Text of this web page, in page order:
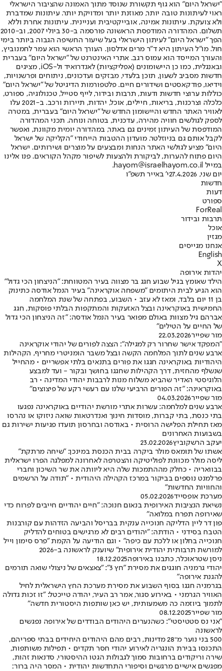
"ישראל היום" הוא גוף תקשורת שנוסד מתוך האמונה שהציבור הישראלי
ראוי לעיתונות טובה יותר, מאוזנת יותר ומדויקת יותר. עיתונות שמדברת
ולא צועקת. עיתונות אמינה, אובייקטיבית ועניינית. עיתונות אחרת וללא
תשלום. המהדורה המודפסת הראשונה פורסמה ב-30 ביולי 2007, וב-2010
הפך "ישראל היום" לעיתון הישראלי בעל שיעור החשיפה הגבוה ביותר בימי
חול. מו"ל העיתון היא ד"ר מרים אדלסון. העורך הראשי הוא עמר לחמנוביץ,
והעורך המייסד הוא עמוס רגב. אתרי האינטרנט של "ישראל היום" בעברית
ובאנגלית, כמו כן היישומונים (אפליקציות) לאנדרואיד ול-iOS, מציגים
חדשות מסביב לשעון, תוכן בלעדי, מבזקים ועדכונים, ניתוחים ופרשנויות,
וידיאו, פודקאסטים ושידורים חיים. פלטפורמות הדיגיטל של "ישראל היום"
כוללות ערוצי חדשות ודעות, תרבות ובידור, לייף סטייל, טכנולוגיה, ספורט,
כלכלה וצרכנות, בריאות, חיילים, אוכל, יהדות, תיירות ורכב. ב-2021 עלו
לאוויר האתר החדש והיישומון החדש של "ישראל היום" בעברית, במטרה
לספק לגולשים חוויה מהירה, עדכנית, בטוחה ונוחה. תכני המהדורה
המודפסת של העיתון זמינים גם באתר, במהדורה יומית מקוונת, ואפשר
לקבל אותם גם בניוזלטר. מועדון ההטבות הייחודי "הקליקה של ישראל
היום" מציע לגולשי האתר הנחות ומבצעים על מוצרים ושירותים. ישראל
היום פתוח להערות, לביקורת ולהצעות לשיפור מקהל הקוראים. פנו אלינו
במייל hayom@israelhayom.co.il.
יום שני, 27.4.2026
י' באייר תשפ"ו
חדשות
דעות
ספורט
ForReal
תרבות ובידור
אוכל
מגזין
אנחנו מגייסים
English
X
יהדות אירופה
הילד שאומץ בגיל שבוע חגג בר מצווה בעיר המטווחת: "הניצחון הכי גדול"
הוא הגיע לבית היתומים "משפחה אוקראינה" בעיר הנמל אודסה כתינוק
בן 11 יום בלבד, ומאז לא עזב • השבוע, בפתחה של שנת המלחמה
החמישית באוקראינה ובצל האזעקות והמתקפות הבלתי פוסקות, חגג
אברהם גיל מצוות באולם מפואר בעיר הנמל אודסה: "זה הניצחון הכי גדול
של החיים על הטילים"
מור שפייר22.03.2026
"המפקד אישר שחרור רק למגילה": הצצה לפורים של יהודי אוקראינה
ארבע שנים לתוך המלחמה הקשה ובצל משבר הומניטרי מחריף, הקהילות
היהודיות באוקראינה חגגו את פורים בתנאים בלתי אפשריים • מהחייל
שנשלף מהחזית, דרך הקהילות שחגגו בחושך ובקור - ועד למבצע
הלוגיסטי האדיר שהביא משלוח מנות לרבבות יהודי המדינה • רב
באוקראינה: "זה הפורים הרביעי שלנו עם רעשי רקע של פיצוצים"
מור שפייר04.03.2026
ארבע שנים למלחמה: עשרות אתרי מורשת יהודיים באוקראינה נפגעו
בתי כנסת, בתי קברות, מוסדות חינוך ואנדרטאות שואה ניזוקו או נהרסו
מאז תחילת הפלישה הרוסית • באודסה ובחרסון תועדו פגיעות ישירות גם
בשבועות האחרונים
יעקב הרשקוביץ23.02.2026
אשתו של תומאס מולר ביקרה בבית הכנסת במינכן: "שיחה מרתקת"
ליסה מולר מכוונת לפוליטיקה והצטרפה לאחרונה למפלגה הפרו ישראלית
בבוואריה • כחלק מההתמכות שלה היא ליוותה את שר השיכון וחברי
פרלמנט נוספים בביקור במרכז הקהילה היהודית • "תודה על הרשמים
והחוויות החדשות"
מערכת אופסייד05.02.2026
נשיאת הנציבות האירופית בנאום חנוכה: "חיים יהודיים חייבים לפרוח כדי
שאירופה תפרח במלואה"
פון דר ליין הדליקה חנוכייה ענקית בבריסל והביעה הזדהות עם קורבנות
הטבח בסידני • הודתה: "יהודים רבים לא מרגישים בטוחים להדליק
חנוכייה בחלון או ללכת עם כיפה" • וגם הודיעה על הקמת "פרס סימון וייל
למורשת תרבותית יהודית אירופית" שיוענק לראשונה ב-2026
ניסן שטראוכלר, כתבנו באירופה18.12.2025
יהודי גרמניה חוגגים את מסירת "חץ 3": "צאצאים של ניצולי שואה תורמים
להגנת אירופה"
בגרמניה חגגו בסוף השבוע את מסירת מערכת החץ הישראלית לחיל
האוויר הגרמני • באירוע סגור, אמר רב העיר, יהודה טייכטל: "זו זכות גדולה
לתמוך ביוזמה כה משמעותית, יש כאן שותפות היסטורית חדשה"
מור שפייר08.12.2025
"אני נס סטטיסטי": כשהנערים היהודים הבודדים של אירופה נפגשים
לראשונה
500 בני נוער מ־28 מדינות, רבים מהם היהודים היחידים בבתי ספריהם,
התכנסו בבירת הונגריה לאירוע יהודי חסר תקדים • תפילות משותפות,
שירה וריקודים ברחובות סמוך לגבולות הגטו ההיסטורי, סדנאות זהות,
מפגשים אישיים מרגשים וסיפורי התחדשות יהודית • המסר היה ברור: